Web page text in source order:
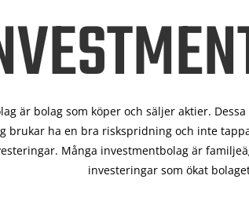
är bolag som köper och säljer aktier.
brukar ha en bra riskspridning och inte
Många investmentbolag är
investeringar som ökat